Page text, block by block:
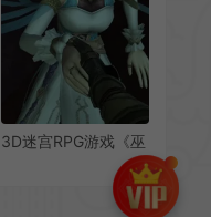
3D迷宫RPG游戏《巫
术VD》PC版上线